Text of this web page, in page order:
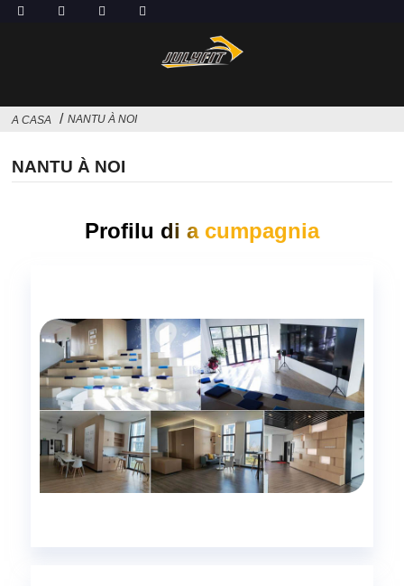
A CASA NANTU À NOI
NANTU À NOI
Profilu di a cumpagnia